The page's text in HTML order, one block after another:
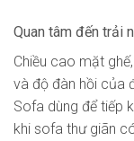
Quan tâm đến trải
Chiều cao mặt
và độ đàn hồi của
Sofa dùng để tiếp
khi sofa thư giãn